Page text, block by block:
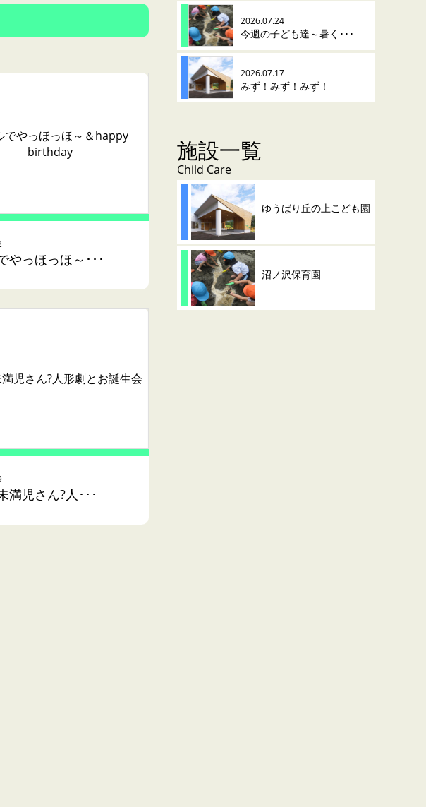
でやっほっほ～ ＆happy
birthday
やっほっほ～･･･
児さん?人形劇とお誕生会
満児さん?人･･･
2026.07.24
今週の子ども達～暑く･･･
2026.07.17
みず！みず！みず！
施設一覧
Child Care
ゆうばり丘の上こども園
沼ノ沢保育園